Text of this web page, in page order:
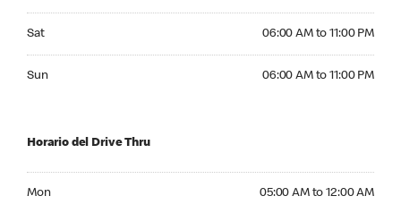
Sat 06:00 AM to 11:00 PM
Sun 06:00 AM to 11:00 PM
Horario del Drive Thru
Mon 05:00 AM to 12:00 AM